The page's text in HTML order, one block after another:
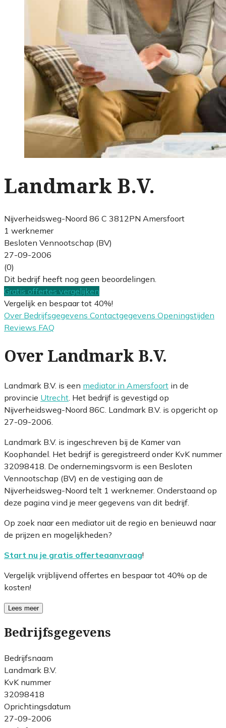
Landmark B.V.
Nijverheidsweg-Noord 86 C 3812PN Amersfoort
1 werknemer
Besloten Vennootschap (BV)
27-09-2006
(0)
Dit bedrijf heeft nog geen beoordelingen.
Gratis offertes vergelijken
Vergelijk en bespaar tot 40%!
Over Bedrijfsgegevens Contactgegevens Openingstijden
Reviews FAQ
Over Landmark B.V.
Landmark B.V. is een mediator in Amersfoort in de
provincie Utrecht . Het bedrijf is gevestigd op
Nijverheidsweg-Noord 86C. Landmark B.V. is opgericht op
27-09-2006.
Landmark B.V. is ingeschreven bij de Kamer van
Koophandel. Het bedrijf is geregistreerd onder KvK nummer
32098418. De ondernemingsvorm is een Besloten
Vennootschap (BV) en de vestiging aan de
Nijverheidsweg-Noord telt 1 werknemer. Onderstaand op
deze pagina vind je meer gegevens van dit bedrijf.
Op zoek naar een mediator uit de regio en benieuwd naar
de prijzen en mogelijkheden?
Start nu je gratis offerteaanvraag!
Vergelijk vrijblijvend offertes en bespaar tot 40% op de
kosten!
Lees meer
Bedrijfsgegevens
Bedrijfsnaam
Landmark B.V.
KvK nummer
32098418
Oprichtingsdatum
27-09-2006